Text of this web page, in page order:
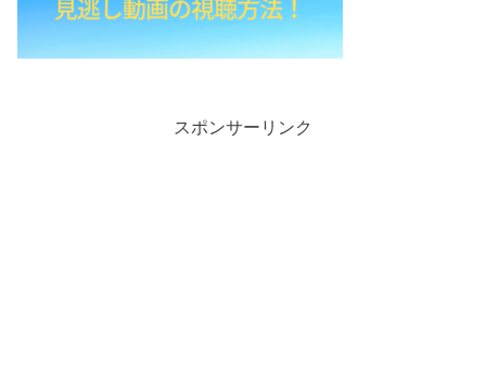
スポンサーリンク